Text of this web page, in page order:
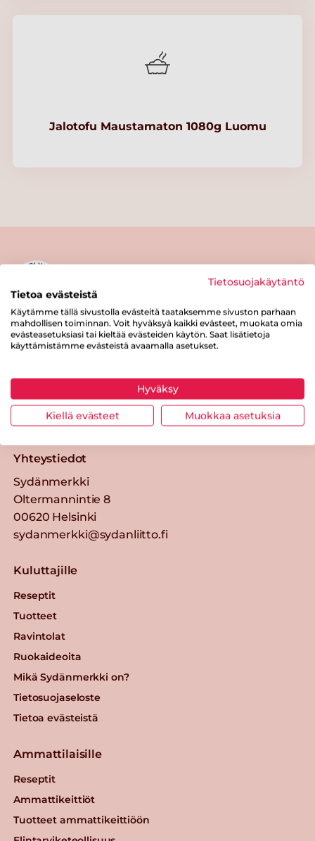
Jalotofu Maustamaton 1080g Luomu
Tästä merkistä tunnistat
Sydänmerkki-tuotteen
Sydänmerkki — Paremmat eväät
elämään.
Yhteystiedot
Sydänmerkki
Oltermannintie 8
00620 Helsinki
sydanmerkki@sydanliitto.fi
Kuluttajille
Reseptit
Tuotteet
Ravintolat
Ruokaideoita
Mikä Sydänmerkki on?
Tietosuojaseloste
Tietoa evästeistä
Ammattilaisille
Reseptit
Ammattikeittiöt
Tuotteet ammattikeittiöön
Tietosuojakäytäntö
Tietoa evästeistä
Käytämme tällä sivustolla evästeitä taataksemme sivuston parhaan
mahdollisen toiminnan. Voit hyväksyä kaikki evästeet, muokata omia
evästeasetuksiasi tai kieltää evästeiden käytön. Saat lisätietoja
käyttämistämme evästeistä avaamalla asetukset.
Hyväksy
Kiellä evästeet Muokkaa asetuksia